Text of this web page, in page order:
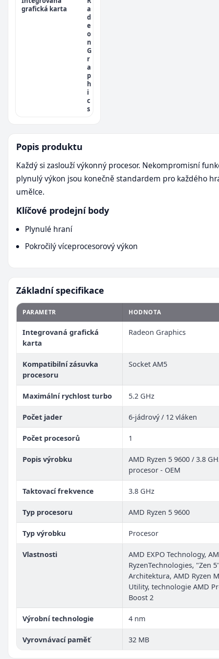
grafická karta
a
d
e
o
n
G
r
a
p
h
i
c
s
Popis produktu
Každý si zaslouží výkonný procesor. Nekompromisní
plynulý výkon jsou konečně standardem pro každého
umělce.
Klíčové prodejní body
Plynulé hraní
Pokročilý víceprocesorový výkon
Základní specifikace
PARAMETR HODNOTA
Integrovaná grafická
karta
Radeon Graphics
Kompatibilní zásuvka
procesoru
Socket AM5
Maximální rychlost turbo 5.2 GHz
Počet jader 6-jádrový / 12 vláken
Počet procesorů 1
Popis výrobku
AMD Ryzen 5 9600 / 3.8
procesor - OEM
Taktovací frekvence 3.8 GHz
Typ procesoru AMD Ryzen 5 9600
Typ výrobku Procesor
Vlastnosti
AMD EXPO Technology,
RyzenTechnologies, "Zen
Architektura, AMD Ryzen
Utility, technologie AMD
Boost 2
Výrobní technologie 4 nm
Vyrovnávací paměť 32 MB